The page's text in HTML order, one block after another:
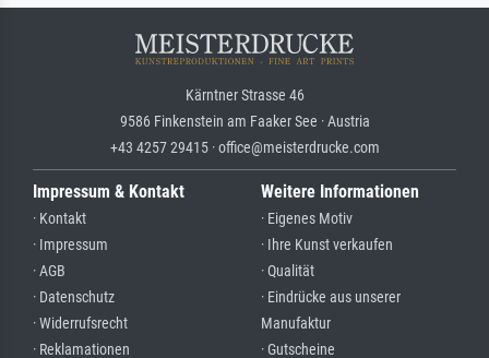
Kärntner Strasse 46
9586 Finkenstein am Faaker See · Austria
+43 4257 29415 · office@meisterdrucke.com
Impressum & Kontakt
· Kontakt
· Impressum
· AGB
· Datenschutz
· Widerrufsrecht
· Reklamationen
Weitere Informationen
· Eigenes Motiv
· Ihre Kunst verkaufen
· Qualität
· Eindrücke aus unserer
Manufaktur
· Gutscheine